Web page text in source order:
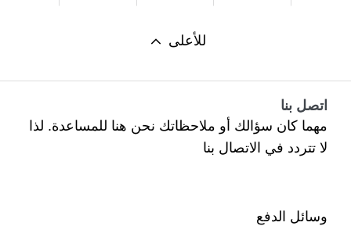
للأعلى
اتصل بنا
مهما كان سؤالك أو ملاحظاتك نحن هنا للمساعدة. لذا
لا تتردد في الاتصال بنا
وسائل الدفع